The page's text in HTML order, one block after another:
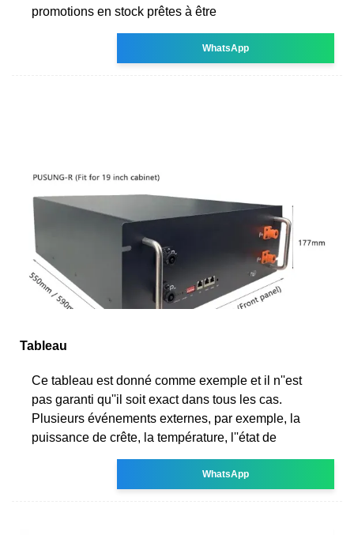
promotions en stock prêtes à être
WhatsApp
Tableau
Ce tableau est donné comme exemple et il n''est
pas garanti qu''il soit exact dans tous les cas.
Plusieurs événements externes, par exemple, la
puissance de crête, la température, l''état de
WhatsApp